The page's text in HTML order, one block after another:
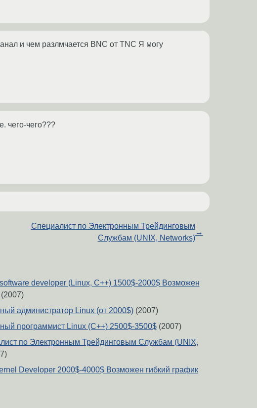
и чем разлмчается BNC от TNC Я могу
чего-чего???
Специалист по Электронным Трейдинговым
Службам (UNIX, Networks)
→
developer (Linux, C++) 1500$-2000$ Возможен
администратор Linux (от 2000$)(2007)
программист Linux (C++) 2500$-3500$(2007)
по Электронным Трейдинговым Службам (UNIX,
Developer 2000$-4000$ Возможен гибкий график